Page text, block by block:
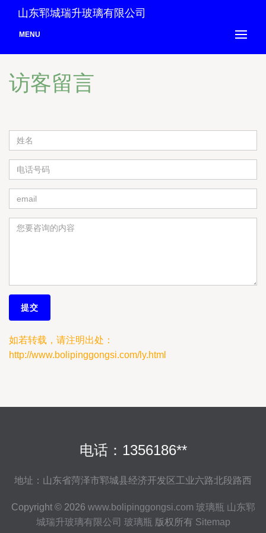
山东郓城瑞升玻璃有限公司
MENU
访客留言
如若转载，请注明出处：
http://www.bolipinggongsi.com/ly.html
电话：1356186**
地址：山东省菏泽市郓城县经济开发区工业六路北段路西
Copyright © 2026 www.bolipinggongsi.com 玻璃瓶 山东郓
城瑞升玻璃有限公司 玻璃瓶 版权所有 Sitemap